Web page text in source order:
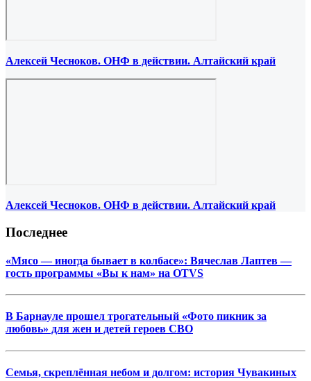
Алексей Чесноков. ОНФ в действии. Алтайский край
Алексей Чесноков. ОНФ в действии. Алтайский край
Последнее
«Мясо — иногда бывает в колбасе»: Вячеслав Лаптев —
гость программы «Вы к нам» на OTVS
В Барнауле прошел трогательный «Фото пикник за
любовь» для жен и детей героев СВО
Семья, скреплённая небом и долгом: история Чувакиных